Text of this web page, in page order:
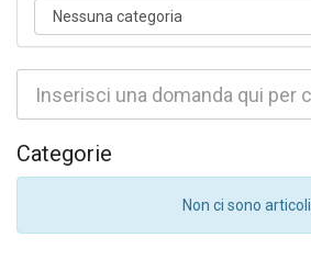
Categorie
Non ci sono articoli